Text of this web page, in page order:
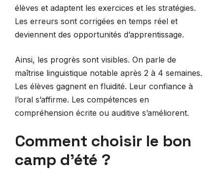
élèves et adaptent les exercices et les stratégies.
Les erreurs sont corrigées en temps réel et
deviennent des opportunités d’apprentissage.
Ainsi, les progrès sont visibles. On parle de
maîtrise linguistique notable après 2 à 4 semaines.
Les élèves gagnent en fluidité. Leur confiance à
l’oral s’affirme. Les compétences en
compréhension écrite ou auditive s’améliorent.
Comment choisir le bon
camp d’été ?